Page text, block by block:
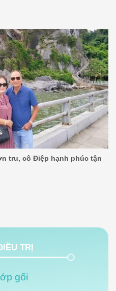
tru, cô Điệp hạnh phúc tận
TRỊ
gối